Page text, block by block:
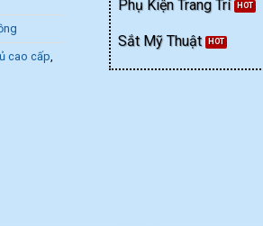
cao cấp
Phụ Kiện Trang Trí
Sắt Mỹ Thuật